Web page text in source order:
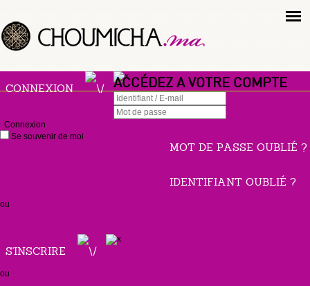
CONNEXION ACCÉDEZ A VOTRE COMPTE
Connexion
Se souvenir de moi
MOT DE PASSE OUBLIÉ ?
IDENTIFIANT OUBLIÉ ?
ou
S'INSCRIRE
ou